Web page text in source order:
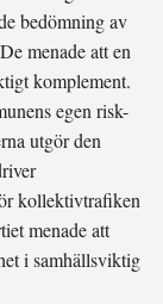
bedömning av
menade att en
komplement.
egen risk-
utgör den
kollektivtrafiken
menade att
i samhällsviktig